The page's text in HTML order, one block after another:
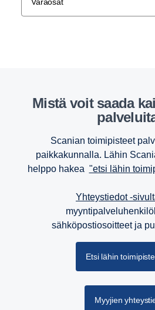
mistä voit saada kaiken kattavia
Scanian toimipisteet
paikkakunnalla. Lähin
helppo hakea "etsi lähin
Yhteystiedot -
sähköpostiosoitteet ja
Etsi lähin
Myyjien